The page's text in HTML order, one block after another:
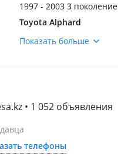
1997 - 2003 3 поколение
Toyota Alphard
2002 - 2005 1 поколение
2002 - 2006 2 поколение
Toyota Mark II Qualis
1997 - 2002 1 поколение
Показать больше
• 1 052 объявления
телефоны